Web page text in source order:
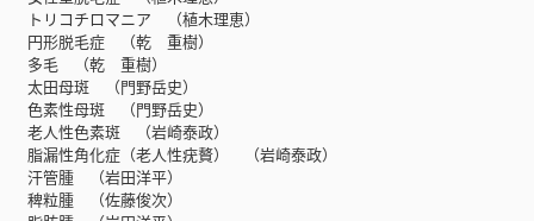
トリコチロマニア （植木理恵）
円形脱毛症 （乾 重樹）
多毛 （乾 重樹）
太田母斑 （門野岳史）
色素性母斑 （門野岳史）
老人性色素斑 （岩崎泰政）
脂漏性角化症（老人性疣贅） （岩崎泰政）
汗管腫 （岩田洋平）
稗粒腫 （佐藤俊次）